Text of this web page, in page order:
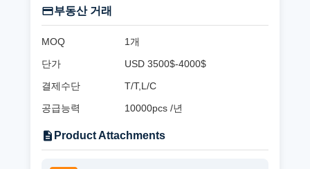
부동산 거래
MOQ
1개
단가
USD 3500$-4000$
결제수단
T/T,L/C
공급능력
10000pcs /년
Product Attachments